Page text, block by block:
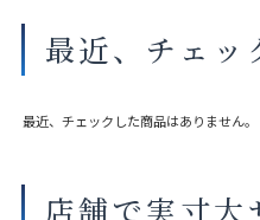
最近、チェッ
最近、チェックした商品はありません。
店舗で実寸大